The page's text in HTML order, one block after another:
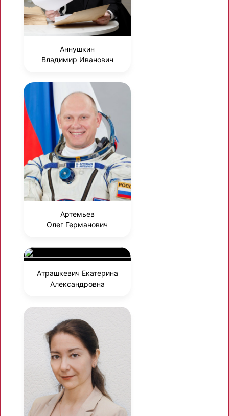
Аннушкин
Владимир Иванович
Артемьев
Олег Германович
Атрашкевич Екатерина
Александровна